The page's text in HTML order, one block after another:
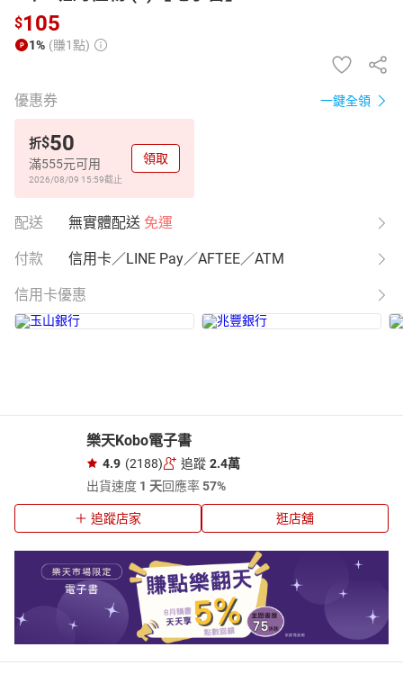
$105
1% (賺1點)
優惠券 一鍵全領
折$50
滿555元可用
2026/08/09 15:59截止
領取
配送 無實體配送 免運
付款 信用卡／LINE Pay／AFTEE／ATM
信用卡優惠
樂天Kobo電子書
4.9 (2188) 追蹤 2.4萬
出貨速度 1 天回應率57%
追蹤店家 逛店舖